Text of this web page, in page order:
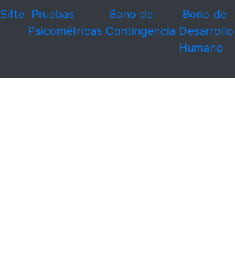
Sifte Pruebas
Psicométricas
Bono de
Contingencia
Bono de
Desarrollo
Humano